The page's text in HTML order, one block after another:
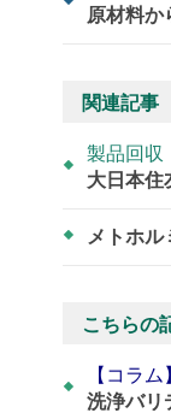
原材料か
関連記事
製品回収
大日本
メトホ
こちらの
【コラ
洗浄バリ